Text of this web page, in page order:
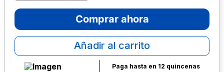
Comprar ahora
Añadir al carrito
Paga hasta en 12 quincenas